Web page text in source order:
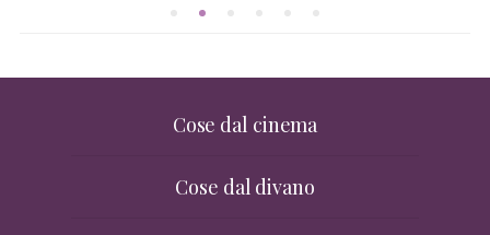
Cose dal cinema
Cose dal divano